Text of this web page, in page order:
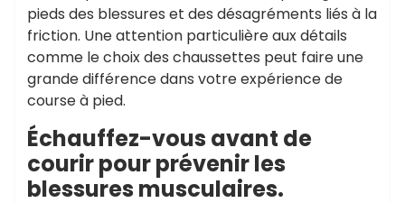
pieds des blessures et des désagréments liés à la
friction. Une attention particulière aux détails
comme le choix des chaussettes peut faire une
grande différence dans votre expérience de
course à pied.
Échauffez-vous avant de
courir pour prévenir les
blessures musculaires.